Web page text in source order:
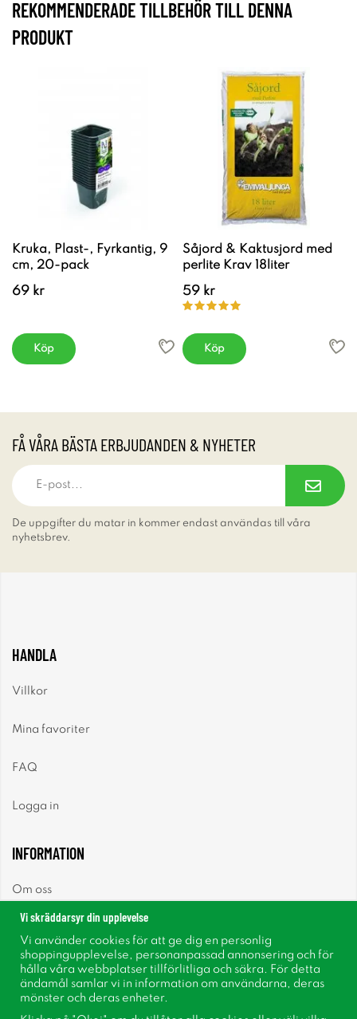
REKOMMENDERADE TILLBEHÖR TILL DENNA
PRODUKT
Kruka, Plast-, Fyrkantig, 9
cm, 20-pack
69 kr
Köp
Såjord & Kaktusjord med
perlite Krav 18liter
59 kr
Köp
FÅ VÅRA BÄSTA ERBJUDANDEN & NYHETER
De uppgifter du matar in kommer endast användas till våra
nyhetsbrev.
HANDLA
Villkor
Mina favoriter
FAQ
Logga in
INFORMATION
Om oss
Nyhetsbrev
Om cookies
Vi skräddarsyr din upplevelse
Vi använder cookies för att ge dig en personlig
shoppingupplevelse, personanpassad annonsering och för
hålla våra webbplatser tillförlitliga och säkra. För detta
ändamål samlar vi in information om användarna, deras
mönster och deras enheter.